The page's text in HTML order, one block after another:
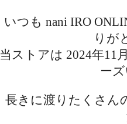
いつも nani IRO
りが
当ストアは 2024年11
ー
長きに渡りたくさん